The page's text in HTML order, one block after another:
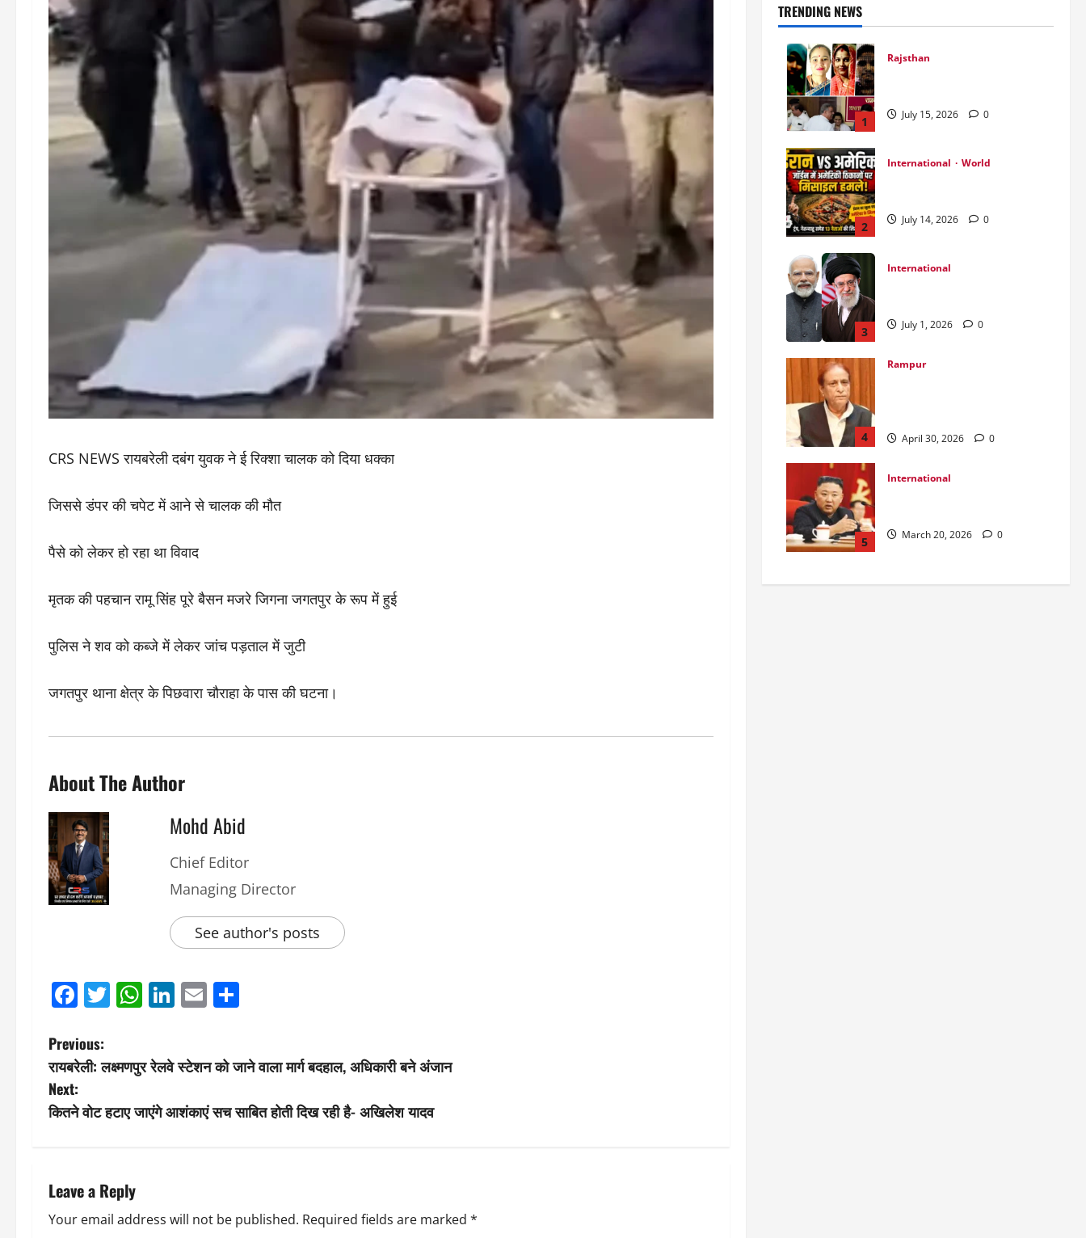
CRS NEWS रायबरेली दबंग युवक ने ई रिक्शा चालक को दिया धक्का
जिससे डंपर की चपेट में आने से चालक की मौत
पैसे को लेकर हो रहा था विवाद
मृतक की पहचान रामू सिंह पूरे बैसन मजरे जिगना जगतपुर के रूप में हुई
पुलिस ने शव को कब्जे में लेकर जांच पड़ताल में जुटी
जगतपुर थाना क्षेत्र के पिछवारा चौराहा के पास की घटना।
About The Author
Mohd Abid
Chief Editor
Managing Director
See author's posts
Facebook
Twitter
WhatsApp
LinkedIn
Email
P
o
s
n
a
Previous:
रायबरेली: लक्ष्मणपुर रेलवे स्टेशन को जाने वाला मार्ग बदहाल, अधिकारी बने अंजान
Next:
कितने वोट हटाए जाएंगे आशंकाएं सच साबित होती दिख रही है- अखिलेश यादव
Leave a Reply
Your email address will not be published. Required fields are marked *
TRENDING NEWS
1
Rajsthan
July 15, 2026 0
2
International World
July 14, 2026 0
3
International
July 1, 2026 0
4
Rampur
April 30, 2026 0
5
International
March 20, 2026 0